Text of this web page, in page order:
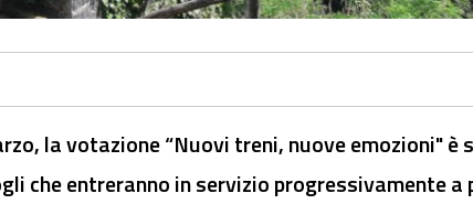
la votazione “Nuovi treni, nuove emozioni"
che entreranno in servizio progressivamente